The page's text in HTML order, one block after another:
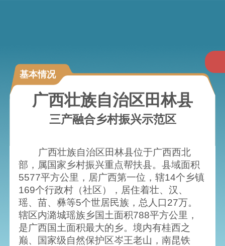
基本情况
广西壮族自治区田林县
三产融合乡村振兴示范区
广西壮族自治区田林县位于广西西北
部，属国家乡村振兴重点帮扶县。县域面积
5577平方公里，居广西第一位，辖14个乡镇
169个行政村（社区），居住着壮、汉、
瑶、苗、彝等5个世居民族，总人口27万。
辖区内潞城瑶族乡国土面积788平方公里，
是广西国土面积最大的乡。境内有桂西之
巅、国家级自然保护区岑王老山，南昆铁